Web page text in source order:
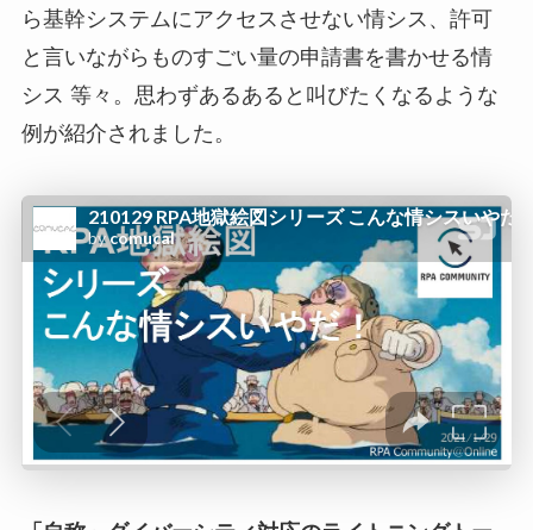
ら基幹システムにアクセスさせない情シス、許可
と言いながらものすごい量の申請書を書かせる情
シス 等々。思わずあるあると叫びたくなるような
例が紹介されました。